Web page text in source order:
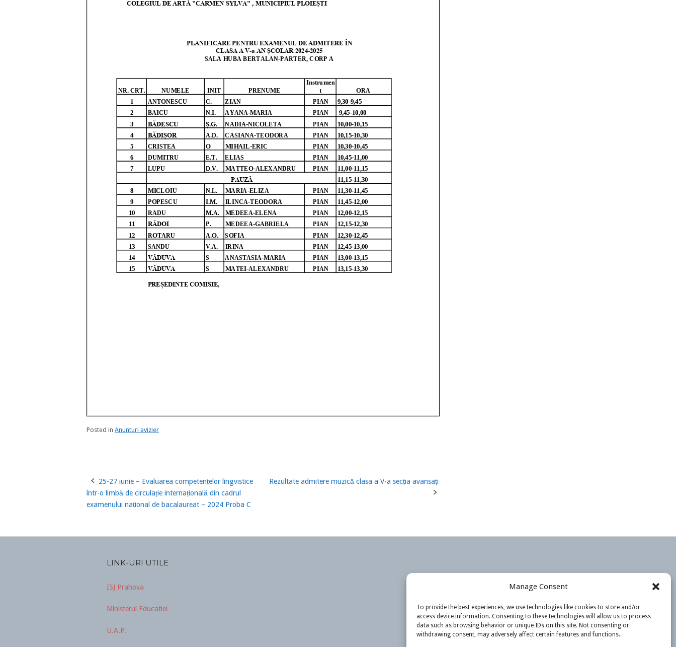
Manage Consent
To provide the best experiences, we use technologies like cookies to store and/or
access device information. Consenting to these technologies will allow us to process
data such as browsing behavior or unique IDs on this site. Not consenting or
withdrawing consent, may adversely affect certain features and functions.
Posted in Anunturi avizier
Post
navigation
25-27 iunie – Evaluarea competențelor lingvistice
într-o limbă de circulație internațională din cadrul
examenului național de bacalaureat – 2024 Proba C
Rezultate admitere muzică clasa a V-a secția avansați
LINK-URI UTILE
ISJ Prahova
Ministerul Educatiei
U.A.P.